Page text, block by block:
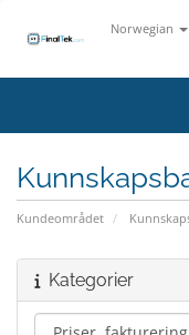
Norwegian
Kundeområdet
Kategorier